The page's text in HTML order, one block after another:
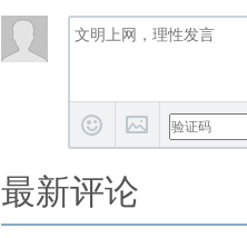
最新评论